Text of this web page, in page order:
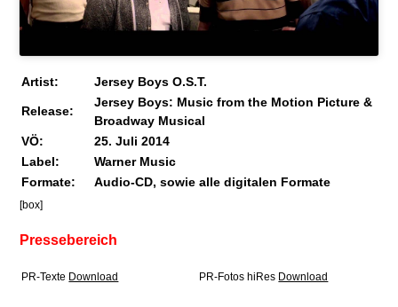
Artist: Jersey Boys O.S.T.
Release:
Jersey Boys: Music from the Motion Picture &
Broadway Musical
VÖ:
25. Juli 2014
Label:
Warner Music
Formate:
Audio-CD, sowie alle digitalen Formate
[box]
Pressebereich
PR-Texte Download PR-Fotos hiRes Download